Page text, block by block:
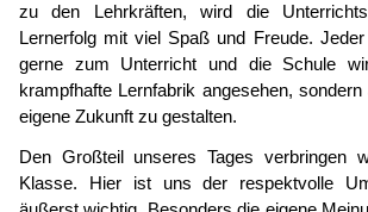
zu den Lehrkräften, wird die
Lernerfolg mit viel Spaß und Freude.
gerne zum Unterricht und die Schule
krampfhafte Lernfabrik angesehen,
eigene Zukunft zu gestalten.
Den Großteil unseres Tages verbringen
Klasse. Hier ist uns der respektvolle